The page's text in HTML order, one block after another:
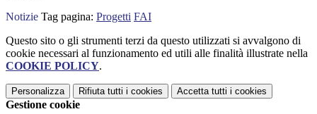
Notizie Tag pagina: Progetti FAI
Questo sito o gli strumenti terzi da questo utilizzati si avvalgono di
cookie necessari al funzionamento ed utili alle finalità illustrate nella
COOKIE POLICY.
Personalizza Rifiuta tutti i cookies Accetta tutti i cookies
Gestione cookie